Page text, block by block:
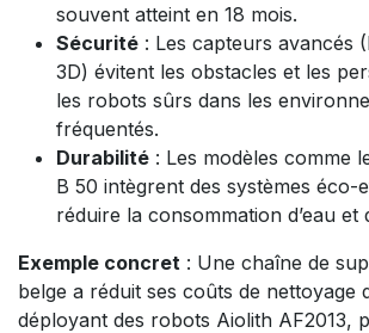
souvent atteint en 18 mois.
Sécurité : Les capteurs avancés
3D) évitent les obstacles et les
les robots sûrs dans les
fréquentés.
Durabilité : Les modèles comme
B 50 intègrent des systèmes éco-
réduire la consommation d’eau et
Exemple concret : Une chaîne de
belge a réduit ses coûts de nettoyage
déployant des robots Aiolith AF2013,